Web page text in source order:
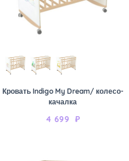
Кровать Indigo My Dream/ колесо-
качалка
4 699 ₽